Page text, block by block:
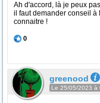
Ah d'accord, là je peux
il faut demander conseil à
connaitre !
0
greenood
Le 25/05/2023 à